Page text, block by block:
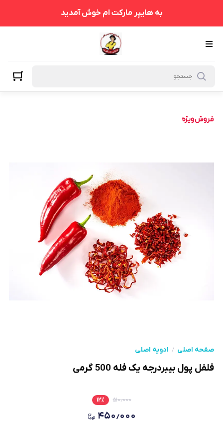
به هایپر مارکت ام خوش آمدید
صفحه اصلی ادویه اصلی
فلفل پول بیبردرجه یک فله 500 گرمی
۵۱۰٫۰۰۰ ۱۲٪
۴۵۰٫۰۰۰